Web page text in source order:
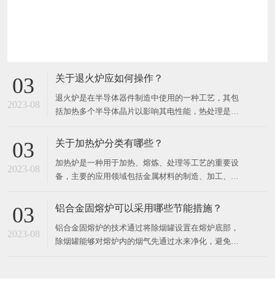
03
2023-08
关于退火炉应如何操作？
退火炉是在半导体器件制造中使用的一种工艺，其包
括加热多个半导体晶片以影响其电性能，热处理是针
剂，将薄膜转换成薄膜或将薄膜转换成晶片衬底界
复注入的损伤，移动掺杂剂或将掺杂剂从一个薄膜转
移到另一个薄膜或从薄膜进入晶
03
2023-08
关于加热炉分类有哪些？
加热炉是一种用于加热、熔炼、处理等工艺的重要设
备，主要的应用领域包括金属材料的制造、加工、热
分为以下几种：1. 精细加热炉精细加热炉是一种可以
主要应用于汽车零部件、模具件、机器零件、航空航
天零部件等领域。2
03
2023-08
铝合金固熔炉可以采用哪些节能措施？
铝合金固熔炉的技术通过将除烟罐设置在熔炉底部，
除烟罐能够对熔炉内的烟气先通过水来净化，避免有